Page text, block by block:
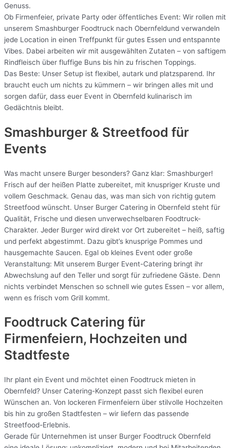
Genuss.
Ob Firmenfeier, private Party oder öffentliches Event: Wir rollen mit
unserem Smashburger Foodtruck nach Obernfeldund verwandeln
jede Location in einen Treffpunkt für gutes Essen und entspannte
Vibes. Dabei arbeiten wir mit ausgewählten Zutaten – von saftigem
Rindfleisch über fluffige Buns bis hin zu frischen Toppings.
Das Beste: Unser Setup ist flexibel, autark und platzsparend. Ihr
braucht euch um nichts zu kümmern – wir bringen alles mit und
sorgen dafür, dass euer Event in Obernfeld kulinarisch im
Gedächtnis bleibt.
Smashburger & Streetfood für
Events
Was macht unsere Burger besonders? Ganz klar: Smashburger!
Frisch auf der heißen Platte zubereitet, mit knuspriger Kruste und
vollem Geschmack. Genau das, was man sich von richtig gutem
Streetfood wünscht. Unser Burger Catering in Obernfeld steht für
Qualität, Frische und diesen unverwechselbaren Foodtruck-
Charakter. Jeder Burger wird direkt vor Ort zubereitet – heiß, saftig
und perfekt abgestimmt. Dazu gibt’s knusprige Pommes und
hausgemachte Saucen. Egal ob kleines Event oder große
Veranstaltung: Mit unserem Burger Event-Catering bringt ihr
Abwechslung auf den Teller und sorgt für zufriedene Gäste. Denn
nichts verbindet Menschen so schnell wie gutes Essen – vor allem,
wenn es frisch vom Grill kommt.
Foodtruck Catering für
Firmenfeiern, Hochzeiten und
Stadtfeste
Ihr plant ein Event und möchtet einen Foodtruck mieten in
Obernfeld? Unser Catering-Konzept passt sich flexibel euren
Wünschen an. Von lockeren Firmenfeiern über stilvolle Hochzeiten
bis hin zu großen Stadtfesten – wir liefern das passende
Streetfood-Erlebnis.
Gerade für Unternehmen ist unser Burger Foodtruck Obernfeld